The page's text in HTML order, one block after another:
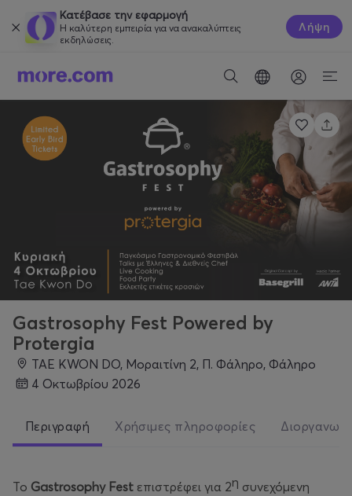
Κατέβασε την εφαρμογή
Η καλύτερη εμπειρία για να ανακαλύπτεις
εκδηλώσεις.
Λήψη
Gastrosophy Fest Powered by
Protergia
TAE KWON DO, Μοραιτίνη 2, Π. Φάληρο, Φάληρο
4 Οκτωβρίου 2026
Περιγραφή Χρήσιμες πληροφορίες
Το Gastrosophy Fest επιστρέφει για 2η συνεχόμενη